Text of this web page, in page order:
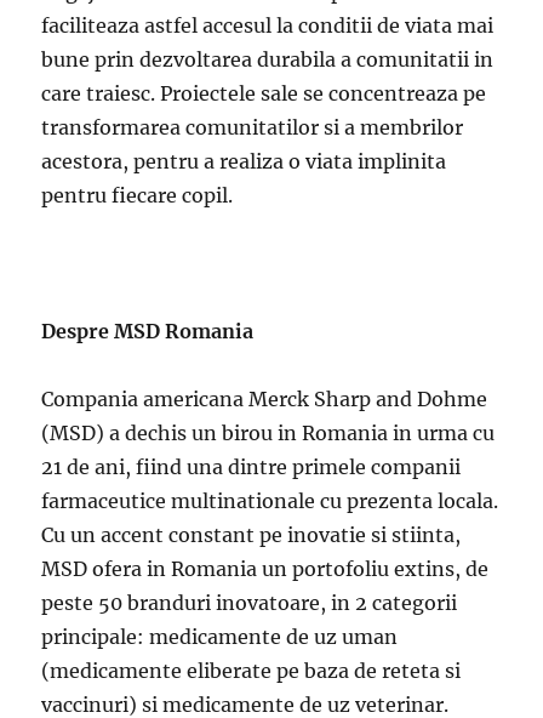
faciliteaza astfel accesul la conditii de viata mai
bune prin dezvoltarea durabila a comunitatii in
care traiesc. Proiectele sale se concentreaza pe
transformarea comunitatilor si a membrilor
acestora, pentru a realiza o viata implinita
pentru fiecare copil.
Despre MSD Romania
Compania americana Merck Sharp and Dohme
(MSD) a dechis un birou in Romania in urma cu
21 de ani, fiind una dintre primele companii
farmaceutice multinationale cu prezenta locala.
Cu un accent constant pe inovatie si stiinta,
MSD ofera in Romania un portofoliu extins, de
peste 50 branduri inovatoare, in 2 categorii
principale: medicamente de uz uman
(medicamente eliberate pe baza de reteta si
vaccinuri) si medicamente de uz veterinar.